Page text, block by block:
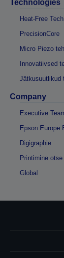
Technologies
Heat-Free
PrecisionCore
Micro Piezo
Innovatiivsed
Jätkusuutlikud
Company
Executive
Epson Europe
Digigraphie
Printimine
Global